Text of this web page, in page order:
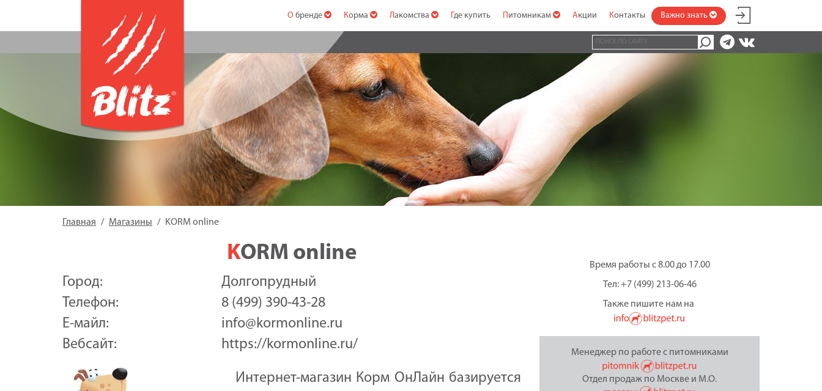
О бренде Корма Лакомства Где купить Питомникам Акции Контакты Важно знать
Главная Магазины KORM online
KORM online
Город:
Долгопрудный
Телефон:
8 (499) 390-43-28
Е-майл:
info@kormonline.ru
Вебсайт:
https://kormonline.ru/
Интернет-магазин Корм ОнЛайн базируется
Время работы с 8.00 до 17.00
Тел: +7 (499) 213-06-46
Также пишите нам на
Менеджер по работе с питомниками
Отдел продаж по Москве и М.О.